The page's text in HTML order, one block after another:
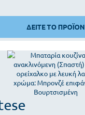
ΔΕΙΤΕ ΤΟ ΠΡΟΪΟΝ